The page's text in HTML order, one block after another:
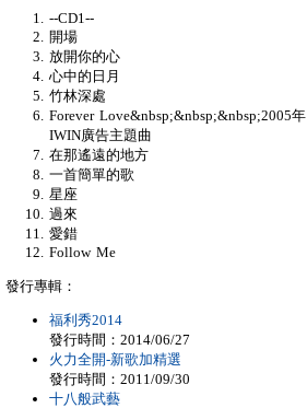
--CD1--
開場
放開你的心
心中的日月
竹林深處
Forever Love&nbsp;&nbsp;&nbsp;2005年
IWIN廣告主題曲
在那遙遠的地方
一首簡單的歌
星座
過來
愛錯
Follow Me
發行專輯：
福利秀2014
發行時間：2014/06/27
火力全開-新歌加精選
發行時間：2011/09/30
十八般武藝